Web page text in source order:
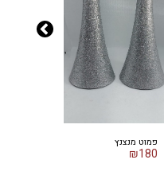
פמוט מנצנץ
₪180